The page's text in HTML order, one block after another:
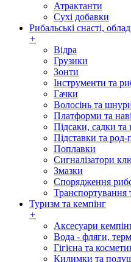
Атрактанти
Сухі добавки
Рибальські снасті,
+
Відра
Грузики
Зонти
Інструменти та
Гачки
Волосінь та
Платформи та
Підсаки, садки та
Підставки та род-
Поплавки
Сигналізатори
Змазки
Спорядження
Транспортування
Туризм та кемпінг
+
Аксесуари
Вода - фляги,
Гігієна та
Килимки та